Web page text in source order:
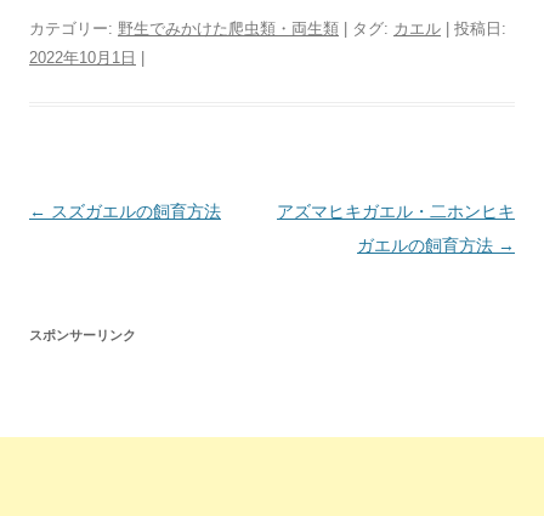
カテゴリー: 野生でみかけた爬虫類・両生類 | タグ: カエル | 投稿日:
2022年10月1日
投
ゲ
← スズガエルの飼育方法
アズマヒキガエル・二ホンヒキ
ガエルの飼育方法 →
スポンサーリンク